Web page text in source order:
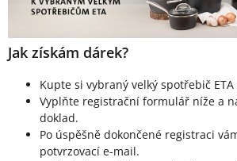
Jak získám dárek?
Kupte si vybraný velký spotřebič
Vyplňte registrační formulář níže a
doklad.
Po úspěšně dokončené registraci
potvrzovací e-mail.